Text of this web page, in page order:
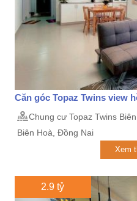
Căn góc Topaz Twins view
Chung cư Topaz Twins
Biên Hoà, Đồng Nai
Xem
2.9 tỷ